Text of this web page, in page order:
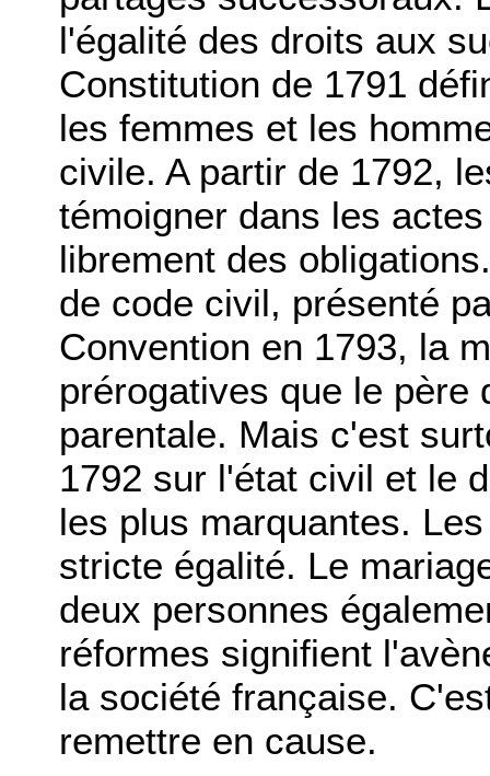
l'égalité des droits aux
Constitution de 1791
les femmes et les
civile. A partir de 1792,
témoigner dans les
librement des
de code civil, présenté
Convention en 1793, la
prérogatives que le père
parentale. Mais c'est
1792 sur l'état civil et le
les plus marquantes.
stricte égalité. Le
deux personnes
réformes signifient
la société française.
remettre en cause.